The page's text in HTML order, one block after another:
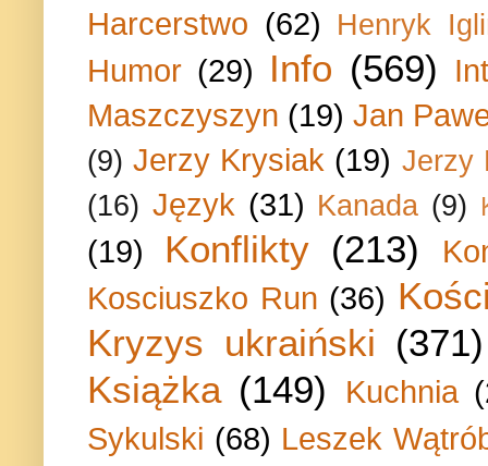
Harcerstwo (62) Henryk
Humor (29) Info (569)
Maszczyszyn (19) Jan
(9) Jerzy Krysiak (19) Jerzy
(16) Język (31) Kanada (9)
(19) Konflikty (213)
Kosciuszko Run (36)
Kryzys ukraiński (371)
Książka (149) Kuchnia
Sykulski (68) Leszek